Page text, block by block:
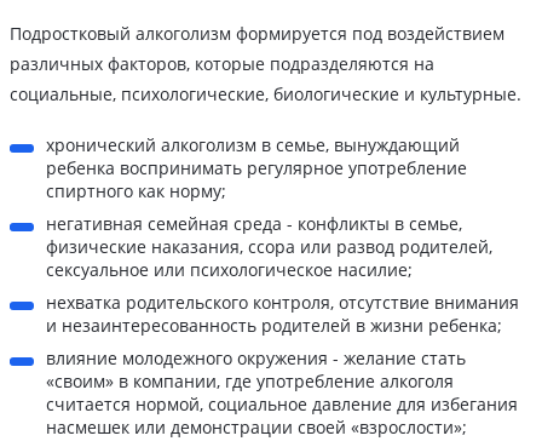
Подростковый алкоголизм формируется под воздействием
различных факторов, которые подразделяются на
социальные, психологические, биологические и культурные.
хронический алкоголизм в семье, вынуждающий
ребенка воспринимать регулярное употребление
спиртного как норму;
негативная семейная среда - конфликты в семье,
физические наказания, ссора или развод родителей,
сексуальное или психологическое насилие;
нехватка родительского контроля, отсутствие внимания
и незаинтересованность родителей в жизни ребенка;
влияние молодежного окружения - желание стать
«своим» в компании, где употребление алкоголя
считается нормой, социальное давление для избегания
насмешек или демонстрации своей «взрослости»;